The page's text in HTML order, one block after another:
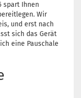
spart Ihnen
Wir
und erst nach
sich das Gerät
eine Pauschale